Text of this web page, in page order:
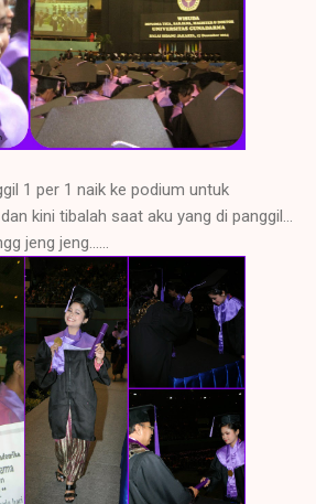
1 per 1 naik ke podium untuk
kini tibalah saat aku yang di panggil...
jeng jeng......